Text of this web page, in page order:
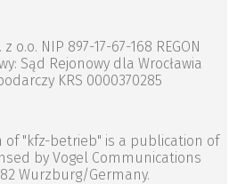
o.o. NIP 897-17-67-168 REGON
Sąd Rejonowy dla Wrocławia
KRS 0000370285
of "kfz-betrieb" is a publication of
by Vogel Communications
Wurzburg/Germany.